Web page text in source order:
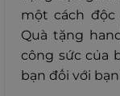
một cách
Quà tặng
công sức của
bạn đối với bạn